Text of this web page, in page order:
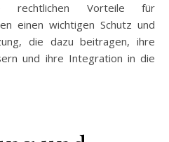
rechtlichen Vorteile für
einen wichtigen Schutz und
die dazu beitragen, ihre
und ihre Integration in die